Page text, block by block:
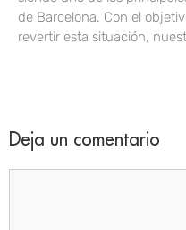
de Barcelona. Con el
revertir esta situación,
Deja un comentario